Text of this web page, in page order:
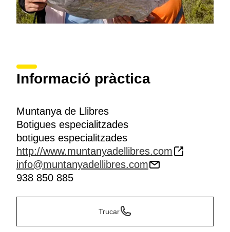
Informació pràctica
Muntanya de Llibres
Botigues especialitzades
botigues especialitzades
http://www.muntanyadellibres.com
info@muntanyadellibres.com
938 850 885
Trucar